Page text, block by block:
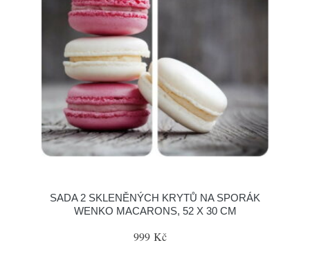
SADA 2 SKLENĚNÝCH KRYTŮ NA SPORÁK
WENKO MACARONS, 52 X 30 CM
999 Kč